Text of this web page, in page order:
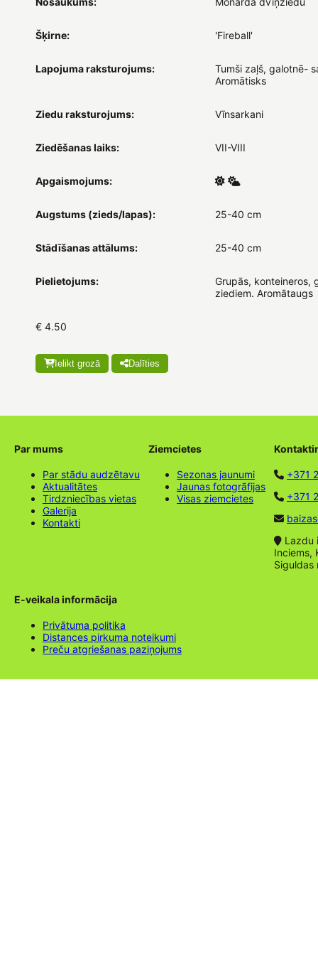
Šķirne: 'Fireball'
Lapojuma raksturojums:
Tumši zaļš, galotnē-
Aromātisks
Ziedu raksturojums: Vīnsarkani
Ziedēšanas laiks: VII-VIII
Apgaismojums:
Augstums (zieds/lapas): 25-40 cm
Stādīšanas attālums: 25-40 cm
Pielietojums:
Grupās, konteineros,
ziediem. Aromātaugs
€ 4.50
Ielikt grozā Dalīties
Par mums
Par stādu audzētavu
Aktualitātes
Tirdzniecības vietas
Galerija
Kontakti
Ziemcietes
Sezonas jaunumi
Jaunas fotogrāfijas
Visas ziemcietes
+371
+371
Lazdu
Inciems,
Siguldas
E-veikala informācija
Privātuma politika
Distances pirkuma noteikumi
Preču atgriešanas paziņojums